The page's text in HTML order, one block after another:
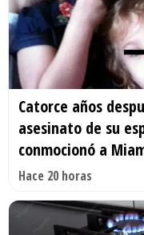
Catorce años
asesinato de su
conmocionó a
Hace 20 horas